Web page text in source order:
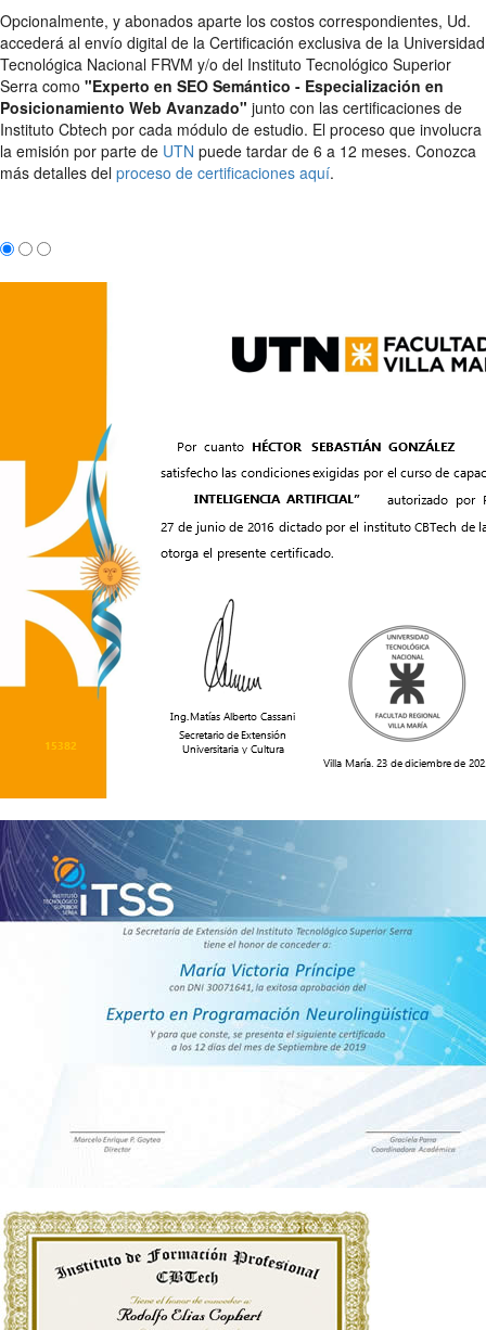
Opcionalmente, y abonados aparte los costos correspondientes, Ud.
accederá al envío digital de la Certificación exclusiva de la Universidad
Tecnológica Nacional FRVM y/o del Instituto Tecnológico Superior
Serra como "Experto en SEO Semántico - Especialización en
Posicionamiento Web Avanzado" junto con las certificaciones de
Instituto Cbtech por cada módulo de estudio. El proceso que involucra
la emisión por parte de UTN puede tardar de 6 a 12 meses. Conozca
más detalles del proceso de certificaciones aquí.